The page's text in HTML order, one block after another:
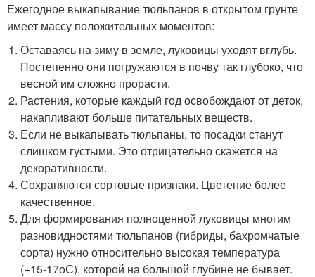
Ежегодное выкапывание тюльпанов в открытом грунте
имеет массу положительных моментов:
Оставаясь на зиму в земле, луковицы уходят вглубь.
Постепенно они погружаются в почву так глубоко, что
весной им сложно прорасти.
Растения, которые каждый год освобождают от деток,
накапливают больше питательных веществ.
Если не выкапывать тюльпаны, то посадки станут
слишком густыми. Это отрицательно скажется на
декоративности.
Сохраняются сортовые признаки. Цветение более
качественное.
Для формирования полноценной луковицы многим
разновидностями тюльпанов (гибриды, бахромчатые
сорта) нужно относительно высокая температура
(+15-17оС), которой на большой глубине не бывает.